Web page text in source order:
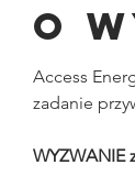
O
Access
zadanie
WYZWANIE